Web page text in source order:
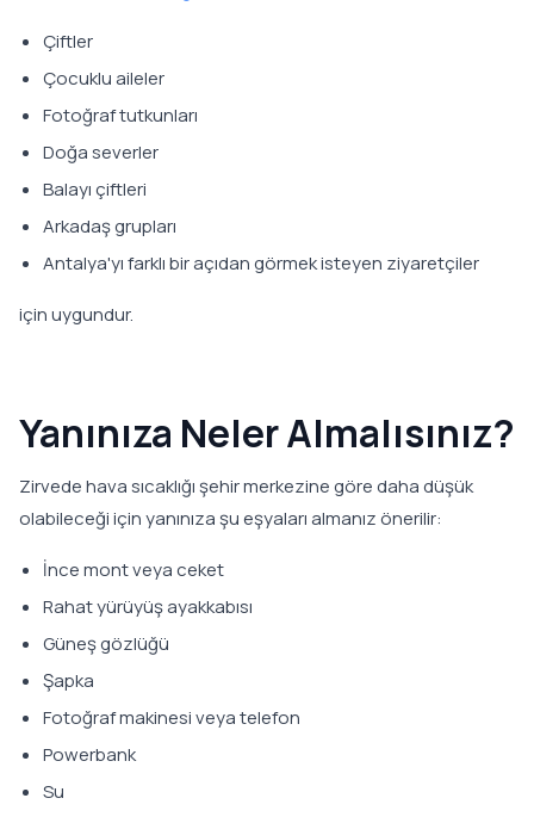
Çiftler
Çocuklu aileler
Fotoğraf tutkunları
Doğa severler
Balayı çiftleri
Arkadaş grupları
Antalya'yı farklı bir açıdan görmek isteyen ziyaretçiler
için uygundur.
Yanınıza Neler Almalısınız?
Zirvede hava sıcaklığı şehir merkezine göre daha düşük
olabileceği için yanınıza şu eşyaları almanız önerilir:
İnce mont veya ceket
Rahat yürüyüş ayakkabısı
Güneş gözlüğü
Şapka
Fotoğraf makinesi veya telefon
Powerbank
Su